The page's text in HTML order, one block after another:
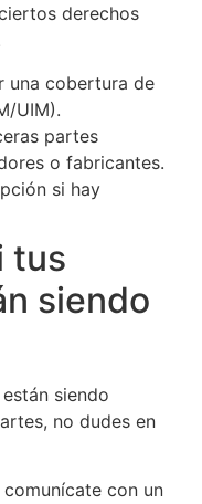
derechos
una cobertura de
UIM).
partes
o fabricantes.
si hay
tus
siendo
siendo
no dudes en
con un